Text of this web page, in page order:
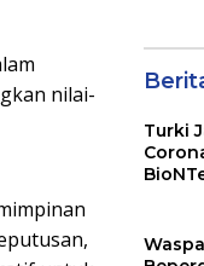
nilai-
Turki